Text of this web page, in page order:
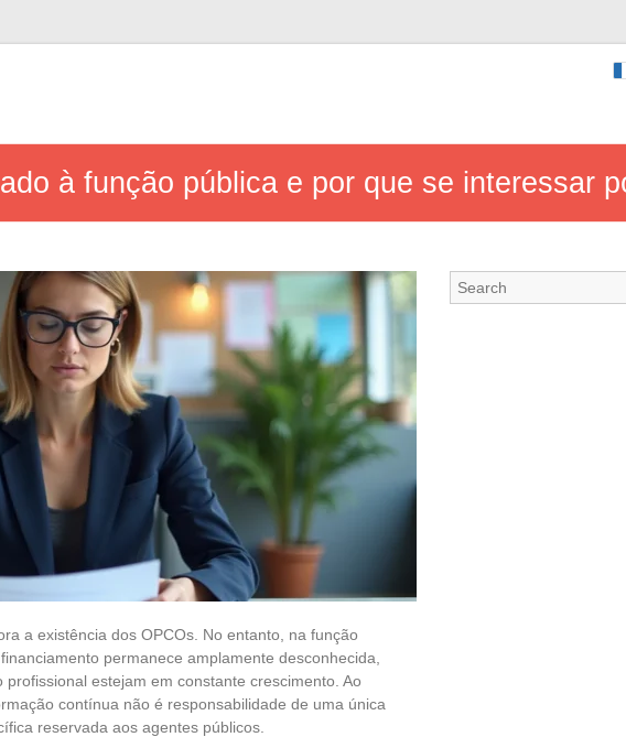
à função pública e por que se interessar
a existência dos OPCOs. No entanto, na função
permanece amplamente desconhecida,
estejam em constante crescimento. Ao
contínua não é responsabilidade de uma única
reservada aos agentes públicos.